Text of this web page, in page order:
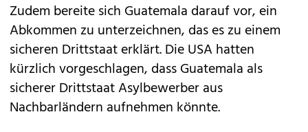
Zudem bereite sich Guatemala darauf vor, ein
Abkommen zu unterzeichnen, das es zu einem
sicheren Drittstaat erklärt. Die USA hatten
kürzlich vorgeschlagen, dass Guatemala als
sicherer Drittstaat Asylbewerber aus
Nachbarländern aufnehmen könnte.